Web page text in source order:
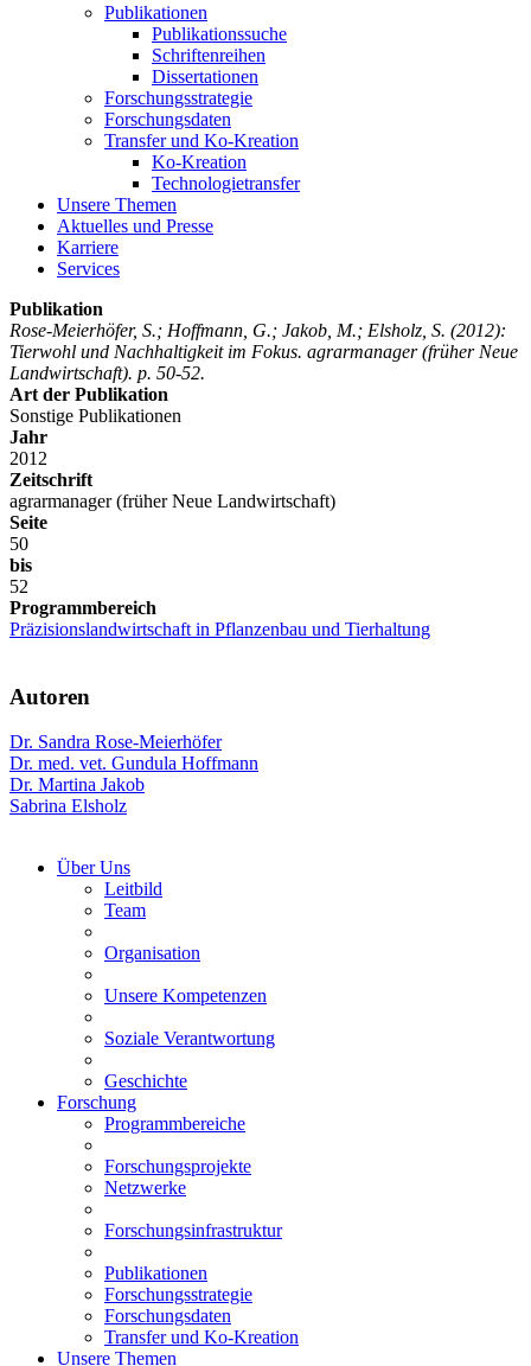
Publikationen
Publikationssuche
Schriftenreihen
Dissertationen
Forschungsstrategie
Forschungsdaten
Transfer und Ko-Kreation
Ko-Kreation
Technologietransfer
Unsere Themen
Aktuelles und Presse
Karriere
Services
Publikation
Rose-Meierhöfer, S.; Hoffmann, G.; Jakob, M.; Elsholz, S. (2012):
Tierwohl und Nachhaltigkeit im Fokus. agrarmanager (früher Neue
Landwirtschaft). p. 50-52.
Art der Publikation
Sonstige Publikationen
Jahr
2012
Zeitschrift
agrarmanager (früher Neue Landwirtschaft)
Seite
50
bis
52
Programmbereich
Präzisionslandwirtschaft in Pflanzenbau und Tierhaltung
Autoren
Dr. Sandra Rose-Meierhöfer
Dr. med. vet. Gundula Hoffmann
Dr. Martina Jakob
Sabrina Elsholz
Über Uns
Leitbild
Team
Organisation
Unsere Kompetenzen
Soziale Verantwortung
Geschichte
Forschung
Programmbereiche
Forschungsprojekte
Netzwerke
Forschungsinfrastruktur
Publikationen
Forschungsstrategie
Forschungsdaten
Transfer und Ko-Kreation
Unsere Themen